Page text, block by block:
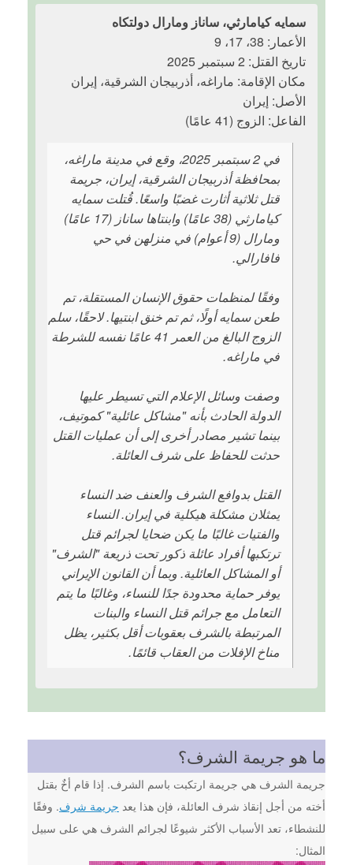
سمايه كيامارثي، ساناز ومارال دولتكاه
الأعمار: 38، 17، 9
تاريخ القتل: 2 سبتمبر 2025
مكان الإقامة: ماراغه، أذربيجان الشرقية، إيران
الأصل: إيران
الفاعل: الزوج (41 عامًا)
في 2 سبتمبر 2025، وقع في مدينة ماراغه،
بمحافظة أذربيجان الشرقية، إيران، جريمة
قتل ثلاثية أثارت غضبًا واسعًا. قُتلت سمايه
كيامارثي (38 عامًا) وابنتاها ساناز (17 عامًا)
ومارال (9 أعوام) في منزلهن في حي
فافارالي.
وفقًا لمنظمات حقوق الإنسان المستقلة، تم
طعن سمايه أولًا، ثم تم خنق ابنتيها. لاحقًا، سلم
الزوج البالغ من العمر 41 عامًا نفسه للشرطة
في ماراغه.
وصفت وسائل الإعلام التي تسيطر عليها
الدولة الحادث بأنه "مشاكل عائلية" كموتيف،
بينما تشير مصادر أخرى إلى أن عمليات القتل
حدثت للحفاظ على شرف العائلة.
القتل بدوافع الشرف والعنف ضد النساء
يمثلان مشكلة هيكلية في إيران. النساء
والفتيات غالبًا ما يكن ضحايا لجرائم قتل
ترتكبها أفراد عائلة ذكور تحت ذريعة "الشرف"
أو المشاكل العائلية. وبما أن القانون الإيراني
يوفر حماية محدودة جدًا للنساء، وغالبًا ما يتم
التعامل مع جرائم قتل النساء والبنات
المرتبطة بالشرف بعقوبات أقل بكثير، يظل
مناخ الإفلات من العقاب قائمًا.
ما هو جريمة الشرف؟
جريمة الشرف هي جريمة ارتكبت باسم الشرف. إذا قام أخٌ بقتل
أخته من أجل إنقاذ شرف العائلة، فإن هذا يعد جريمة شرف. وفقًا
للنشطاء، تعد الأسباب الأكثر شيوعًا لجرائم الشرف هي على سبيل
المثال: